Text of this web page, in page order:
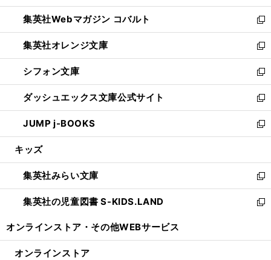
開
く
ウ
で
開
く
ン
ド
ウ
で
開
く
ウ
ィ
ン
ド
ウ
で
開
く
集英社Webマガジン コバルト
新
し
い
ウ
ィ
ン
ド
ウ
で
開
集英社オレンジ文庫
新
し
い
ウ
ィ
ン
ド
ウ
開
く
シフォン文庫
新
し
い
ウ
ィ
ン
ウ
で
開
く
ダッシュエックス文庫公式サイト
新
し
い
ウ
ン
ド
ウ
で
JUMP j-BOOKS
新
し
ウ
ィ
ン
ド
開
キッズ
集英社みらい文庫
新
し
い
ン
集英社の児童図書 S-KIDS.LAND
新
ウ
オンラインストア・ その他WEBサービス
オンラインストア